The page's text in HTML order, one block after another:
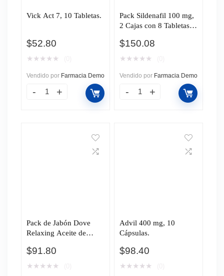
Vick Act 7, 10 Tabletas.
$52.80
★ ★ ★ ★ ★
Vendido por Farmacia Demo
Pack Sildenafil 100 mg,
2 Cajas con 8 Tabletas
$150.08
★ ★ ★ ★ ★
Vendido por Farmacia Demo
Pack de Jabón Dove
Relaxing Aceite de
pzas de 106 gr c/u.
$91.80
★ ★ ★ ★ ★
Advil 400 mg, 10
Cápsulas.
$98.40
★ ★ ★ ★ ★